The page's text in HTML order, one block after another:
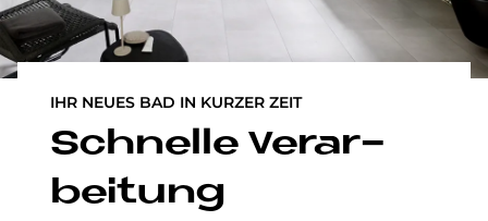
IHR NEUES BAD IN KURZER ZEIT
Schnel­le Ver­ar­
bei­tung